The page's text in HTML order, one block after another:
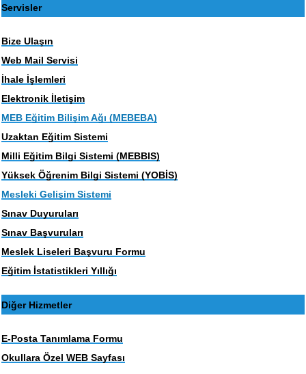
Servisler
Bize Ulaşın
Web Mail Servisi
İhale İşlemleri
Elektronik İletişim
MEB Eğitim Bilişim Ağı (MEBEBA)
Uzaktan Eğitim Sistemi
Milli Eğitim Bilgi Sistemi (MEBBIS)
Yüksek Öğrenim Bilgi Sistemi (YOBİS)
Mesleki Gelişim Sistemi
Sınav Duyuruları
Sınav Başvuruları
Meslek Liseleri Başvuru Formu
Eğitim İstatistikleri Yıllığı
Diğer Hizmetler
E-Posta Tanımlama Formu
Okullara Özel WEB Sayfası